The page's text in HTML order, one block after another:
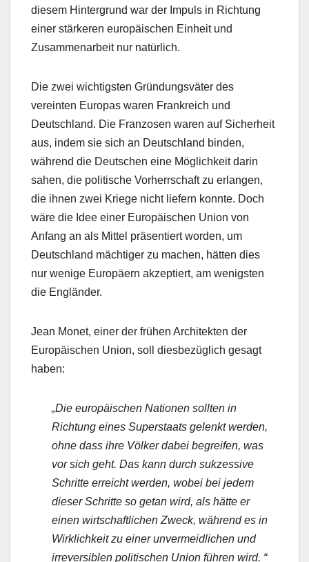
diesem Hintergrund war der Impuls in Richtung
einer stärkeren europäischen Einheit und
Zusammenarbeit nur natürlich.
Die zwei wichtigsten Gründungsväter des
vereinten Europas waren Frankreich und
Deutschland. Die Franzosen waren auf Sicherheit
aus, indem sie sich an Deutschland binden,
während die Deutschen eine Möglichkeit darin
sahen, die politische Vorherrschaft zu erlangen,
die ihnen zwei Kriege nicht liefern konnte. Doch
wäre die Idee einer Europäischen Union von
Anfang an als Mittel präsentiert worden, um
Deutschland mächtiger zu machen, hätten dies
nur wenige Europäern akzeptiert, am wenigsten
die Engländer.
Jean Monet, einer der frühen Architekten der
Europäischen Union, soll diesbezüglich gesagt
haben:
„Die europäischen Nationen sollten in
Richtung eines Superstaats gelenkt werden,
ohne dass ihre Völker dabei begreifen, was
vor sich geht. Das kann durch sukzessive
Schritte erreicht werden, wobei bei jedem
dieser Schritte so getan wird, als hätte er
einen wirtschaftlichen Zweck, während es in
Wirklichkeit zu einer unvermeidlichen und
irreversiblen politischen Union führen wird. “